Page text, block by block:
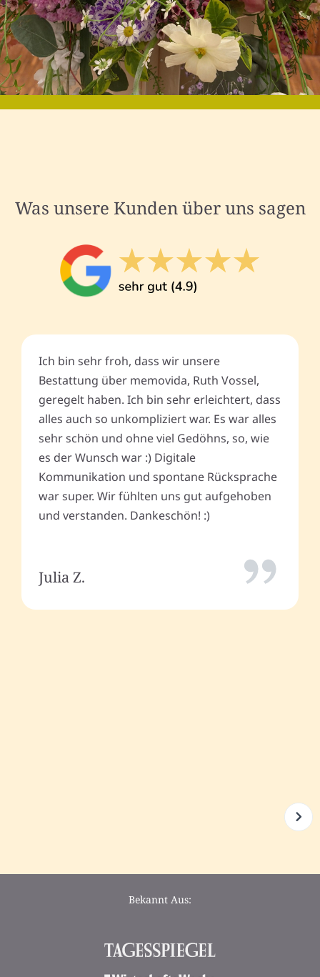
Was unsere Kunden über uns sagen
Ich bin sehr froh, dass wir unsere
Bestattung über memovida, Ruth Vossel,
geregelt haben. Ich bin sehr erleichtert, dass
alles auch so unkompliziert war. Es war alles
sehr schön und ohne viel Gedöhns, so, wie
es der Wunsch war :) Digitale
Kommunikation und spontane Rücksprache
war super. Wir fühlten uns gut aufgehoben
und verstanden. Dankeschön! :)
Julia Z.
Bekannt Aus: